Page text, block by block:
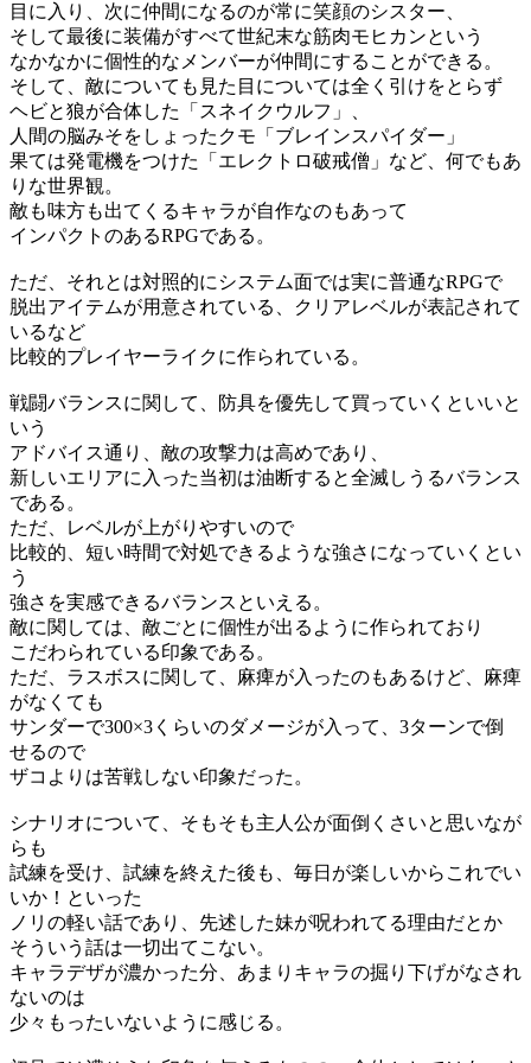
目に入り、次に仲間になるのが常に笑顔のシスター、
そして最後に装備がすべて世紀末な筋肉モヒカンという
なかなかに個性的なメンバーが仲間にすることができる。
そして、敵についても見た目については全く引けをとらず
ヘビと狼が合体した「スネイクウルフ」、
人間の脳みそをしょったクモ「ブレインスパイダー」
果ては発電機をつけた「エレクトロ破戒僧」など、何でもあ
りな世界観。
敵も味方も出てくるキャラが自作なのもあって
インパクトのあるRPGである。
ただ、それとは対照的にシステム面では実に普通なRPGで
脱出アイテムが用意されている、クリアレベルが表記されて
いるなど
比較的プレイヤーライクに作られている。
戦闘バランスに関して、防具を優先して買っていくといいと
いう
アドバイス通り、敵の攻撃力は高めであり、
新しいエリアに入った当初は油断すると全滅しうるバランス
である。
ただ、レベルが上がりやすいので
比較的、短い時間で対処できるような強さになっていくとい
う
強さを実感できるバランスといえる。
敵に関しては、敵ごとに個性が出るように作られており
こだわられている印象である。
ただ、ラスボスに関して、麻痺が入ったのもあるけど、麻痺
がなくても
サンダーで300×3くらいのダメージが入って、3ターンで倒
せるので
ザコよりは苦戦しない印象だった。
シナリオについて、そもそも主人公が面倒くさいと思いなが
らも
試練を受け、試練を終えた後も、毎日が楽しいからこれでい
いか！といった
ノリの軽い話であり、先述した妹が呪われてる理由だとか
そういう話は一切出てこない。
キャラデザが濃かった分、あまりキャラの掘り下げがなされ
ないのは
少々もったいないように感じる。